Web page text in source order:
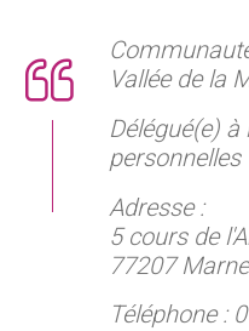
Vallée de la
Délégué(e)
personnelles
Adresse :
5 cours de
77207
Téléphone :